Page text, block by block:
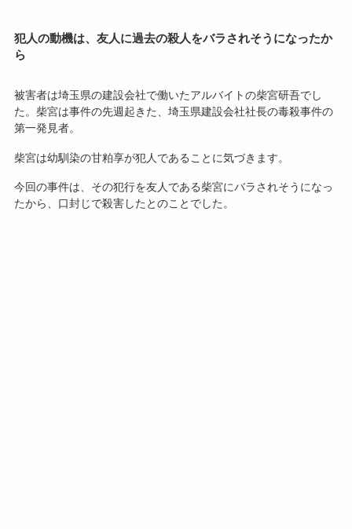
犯人の動機は、友人に過去の殺人をバラされそうになったか
ら
被害者は埼玉県の建設会社で働いたアルバイトの柴宮研吾でし
た。柴宮は事件の先週起きた、埼玉県建設会社社長の毒殺事件の
第一発見者。
柴宮は幼馴染の甘粕享が犯人であることに気づきます。
今回の事件は、その犯行を友人である柴宮にバラされそうになっ
たから、口封じで殺害したとのことでした。